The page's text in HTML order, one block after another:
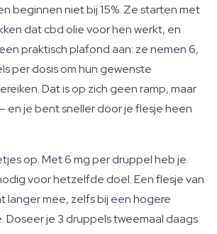
beginnen niet bij 15%. Ze starten met
dat cbd olie voor hen werkt, en
praktisch plafond aan: ze nemen 6,
per dosis om hun gewenste
Dat is op zich geen ramp, maar
en je bent sneller door je flesje heen
op. Met 6 mg per druppel heb je
voor hetzelfde doel. Een flesje van
langer mee, zelfs bij een hogere
Doseer je 3 druppels tweemaal daags